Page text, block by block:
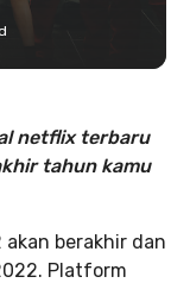
netflix terbaru
tahun kamu
berakhir dan
Platform